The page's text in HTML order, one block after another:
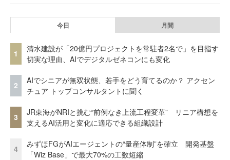
今日 月間
1
清水建設が「20億円プロジェクトを常駐者2名で」を目指す
切実な理由、AIでデジタルゼネコンにも変化
2
AIでシニアが無双状態、若手をどう育てるのか？ アクセン
チュア トップコンサルタントに聞く
3
JR東海がNRIと挑む“前例なき上流工程変革” リニア構想を
支えるAI活用と変化に適応できる組織設計
4
みずほFGがAIエージェントの“量産体制”を確立 開発基盤
「Wiz Base」で最大70%の工数短縮